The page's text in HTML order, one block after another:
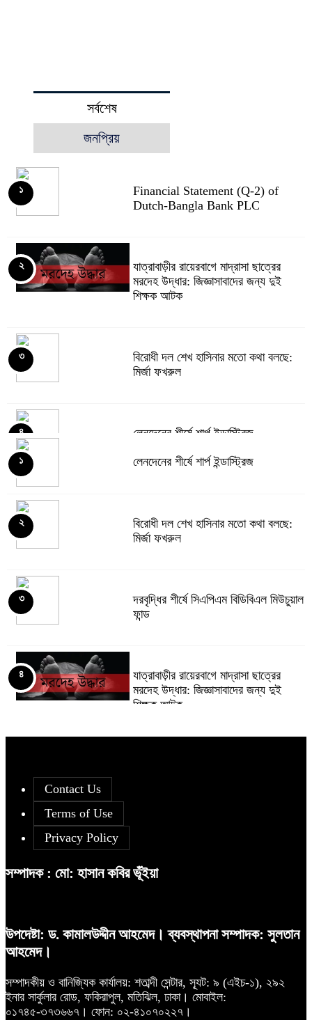
সর্বশেষ
জনপ্রিয়
Financial Statement (Q-2) of
Dutch-Bangla Bank PLC
১
যাত্রাবাড়ীর রায়েরবাগে মাদ্রাসা ছাত্রের
মরদেহ উদ্ধার: জিজ্ঞাসাবাদের জন্য দুই
শিক্ষক আটক
২
বিরোধী দল শেখ হাসিনার মতো কথা বলছে:
মির্জা ফখরুল
৩
লেনদেনের শীর্ষে শার্প ইন্ডাস্ট্রিজ
৪
সূচকের পতনে ১২১০ কোটি টাকার লেনদেন
লেনদেনের শীর্ষে শার্প ইন্ডাস্ট্রিজ
১
বিরোধী দল শেখ হাসিনার মতো কথা বলছে:
মির্জা ফখরুল
২
দরবৃদ্ধির শীর্ষে সিএপিএম বিডিবিএল মিউচুয়াল
ফান্ড
৩
যাত্রাবাড়ীর রায়েরবাগে মাদ্রাসা ছাত্রের
মরদেহ উদ্ধার: জিজ্ঞাসাবাদের জন্য দুই
শিক্ষক আটক
৪
প্রধানমন্ত্রী
Contact Us
Terms of Use
Privacy Policy
সম্পাদক : মো: হাসান কবির ভূঁইয়া
উপদেষ্টা: ড. কামালউদ্দীন আহমেদ। ব্যবস্থাপনা সম্পাদক: সুলতান
আহমেদ।
সম্পাদকীয় ও বানিজ্যিক কার্যালয়: শতাব্দী সেন্টার, স্যূট: ৯ (এইচ-১), ২৯২
ইনার সার্কুলার রোড, ফকিরাপুল, মতিঝিল, ঢাকা। মোবাইল:
০১৭৪৫-৩৭৩৬৬৭। ফোন: ০২-৪১০৭০২২৭।